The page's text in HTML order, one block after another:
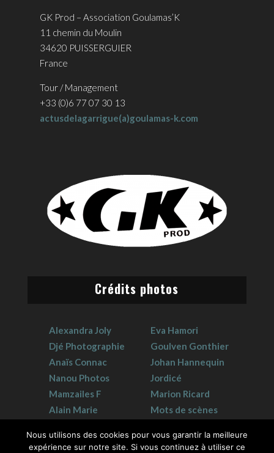
GK Prod – Association Goulamas’K
11 chemin du Moulin
34620 PUISSERGUIER
France
Tour / Management
+33 (0)6 77 07 30 13
actusdelagarrigue(a)goulamas-k.com
Crédits photos
Alexandra Joly
Djé Photographie
Anaïs Connac
Nanou Photos
Mamzailes F
Alain Marie
Eva Hamori
Goulven Gonthier
Johan Hannequin
Jordicé
Marion Ricard
Mots de scènes
Nous utilisons des cookies pour vous garantir la meilleure
expérience sur notre site. Si vous continuez à utiliser ce